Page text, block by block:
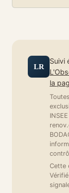
LR
Suivi
la
Cette